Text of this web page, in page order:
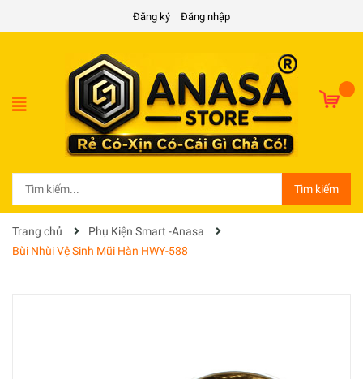
Đăng ký Đăng nhập
Tìm kiếm
Trang chủ
Phụ Kiện Smart -Anasa
Bùi Nhùi Vệ Sinh Mũi Hàn HWY-588